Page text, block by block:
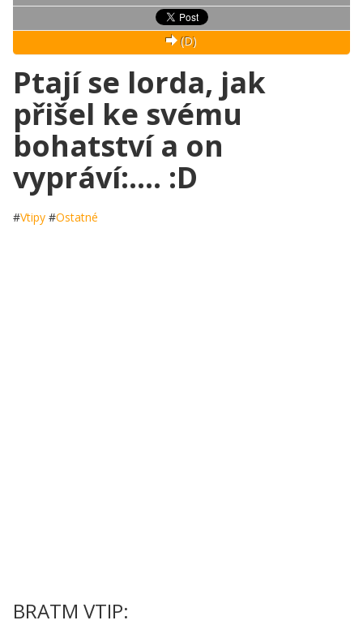
(D)
Ptají se lorda, jak
přišel ke svému
bohatství a on
vypráví:.... :D
#Vtipy #Ostatné
BRATM VTIP: